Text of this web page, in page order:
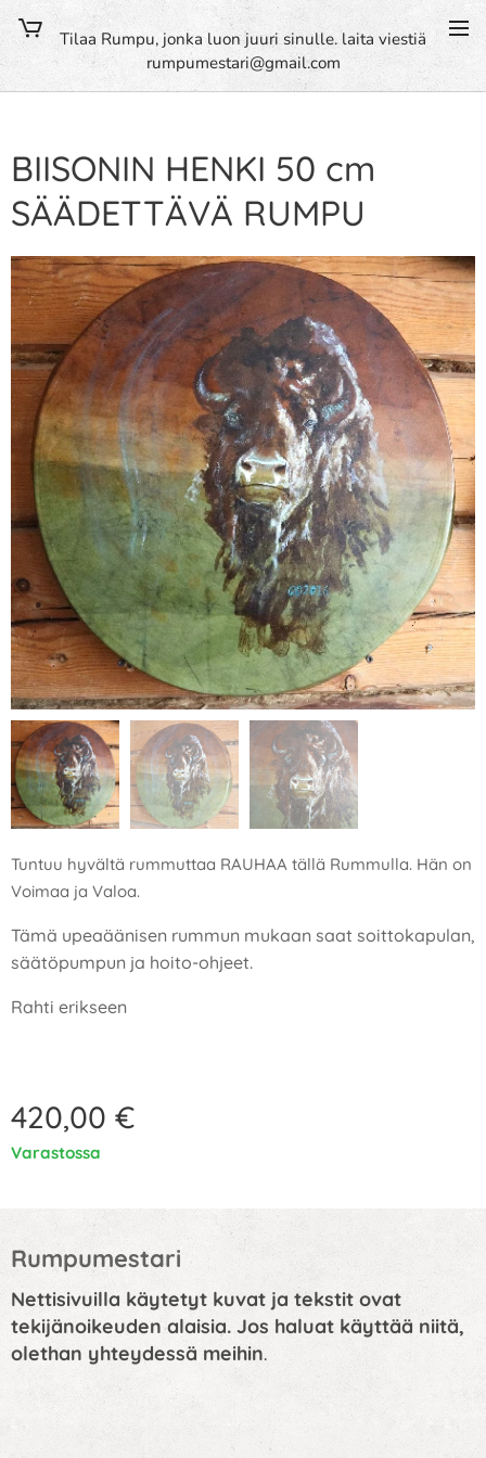
Tilaa Rumpu, jonka luon juuri sinulle. laita viestiä
rumpumestari@gmail.com
BIISONIN HENKI 50 cm
SÄÄDETTÄVÄ RUMPU
Tuntuu hyvältä rummuttaa RAUHAA tällä Rummulla. Hän on
Voimaa ja Valoa.
Tämä upeaäänisen rummun mukaan saat soittokapulan,
säätöpumpun ja hoito-ohjeet.
Rahti erikseen
420,00 €
Varastossa
Rumpumestari
Nettisivuilla käytetyt kuvat ja tekstit ovat
tekijänoikeuden alaisia. Jos haluat käyttää niitä,
olethan yhteydessä meihin.